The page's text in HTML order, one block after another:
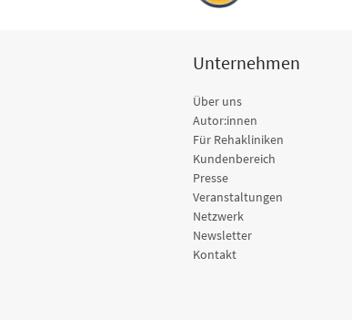
Unternehmen
Über uns
Autor:innen
Für Rehakliniken
Kundenbereich
Presse
Veranstaltungen
Netzwerk
Newsletter
Kontakt